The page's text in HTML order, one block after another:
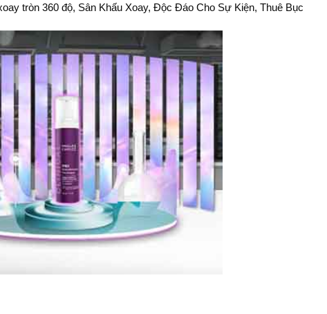
tròn 360 độ, Sân Khấu Xoay, Độc Đáo Cho Sự Kiện, Thuê Bục